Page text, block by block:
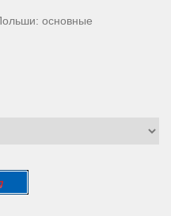
основные